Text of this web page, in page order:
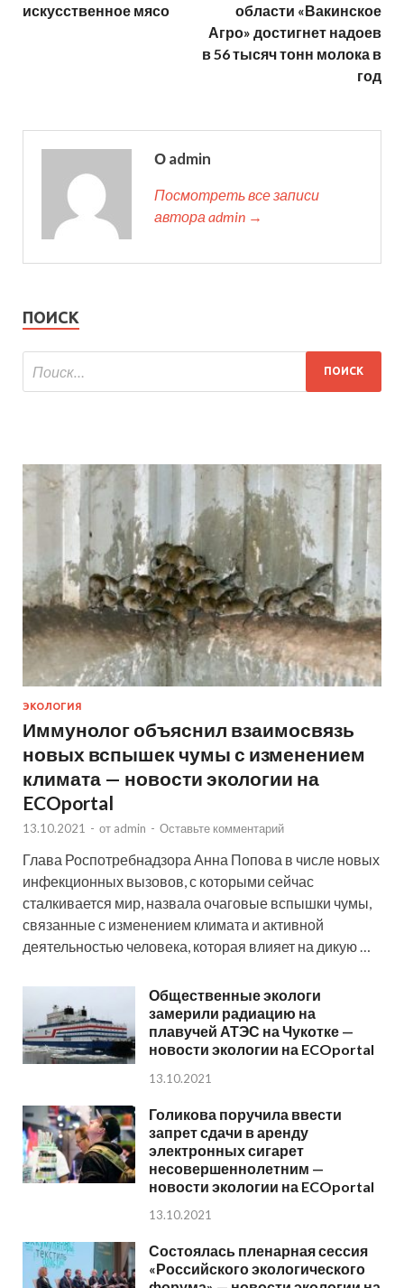
искусственное мясо
области «Вакинское
Агро» достигнет надоев
в 56 тысяч тонн молока в
год
О admin
Посмотреть все записи
автора admin →
ПОИСК
ЭКОЛОГИЯ
Иммунолог объяснил взаимосвязь
новых вспышек чумы с изменением
климата — новости экологии на
ECOportal
13.10.2021 - от admin - Оставьте комментарий
Глава Роспотребнадзора Анна Попова в числе новых
инфекционных вызовов, с которыми сейчас
сталкивается мир, назвала очаговые вспышки чумы,
связанные с изменением климата и активной
деятельностью человека, которая влияет на дикую …
Общественные экологи
замерили радиацию на
плавучей АТЭС на Чукотке —
новости экологии на ECOportal
13.10.2021
Голикова поручила ввести
запрет сдачи в аренду
электронных сигарет
несовершеннолетним —
новости экологии на ECOportal
13.10.2021
Состоялась пленарная сессия
«Российского экологического